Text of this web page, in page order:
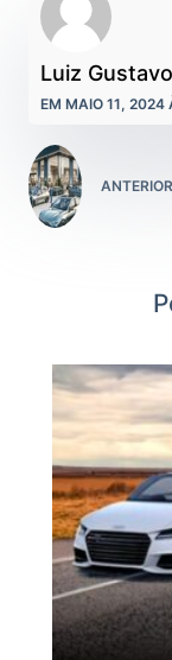
Luiz
EM MAIO 11, 2024
ANTERIOR